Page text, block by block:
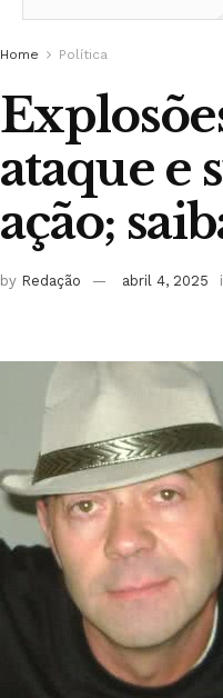
Home Política
ataque e
ação;
by Redação abril 4, 2025